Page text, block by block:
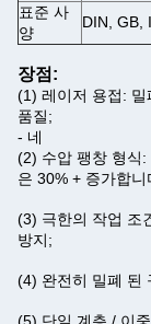
표준 사
양
DIN, GB,
장점:
(1) 레이저 용접: 밀
품질;
- 네
(2) 수압 팽창 형식
은 30% + 증가합니
(3) 극한의 작업 조
방지;
(4) 완전히 밀폐 된